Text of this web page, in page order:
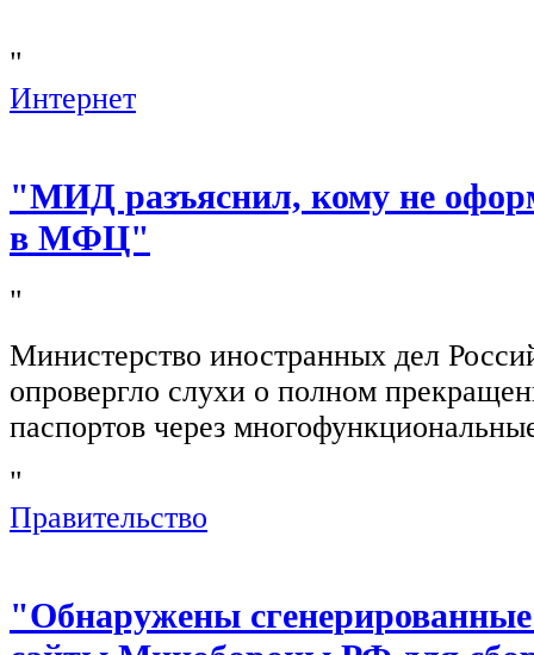
"
Интернет
"МИД разъяснил, кому не
в МФЦ"
"
Министерство иностранных дел
опровергло слухи о полном
паспортов через
"
Правительство
"Обнаружены